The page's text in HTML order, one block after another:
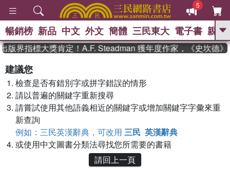
5
GO
史是一群喵 、
獎 臺灣漫遊錄
登輝時代 、 數學女孩：黎曼猜想 、
暢銷榜 新品 中文 外文 簡體 三民東大 電子書 親子
版界指標大獎肯定！A.F. Steadman 獲年度作家，《史坎德
建議您
檢查是否有錯別字或拼字錯誤的情形
請以普遍的關鍵字重新搜尋
請嘗試使用其他語義相近的關鍵字或增加關鍵字字彙來重
新查詢
例如：三民英漢辭典，可改用 三民 英漢辭典
或使用中文圖書分類法尋找您所需要的書籍
請回上一頁